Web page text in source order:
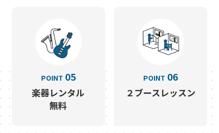
POINT 05
楽器レンタル
無料
POINT 06
２ブースレッスン